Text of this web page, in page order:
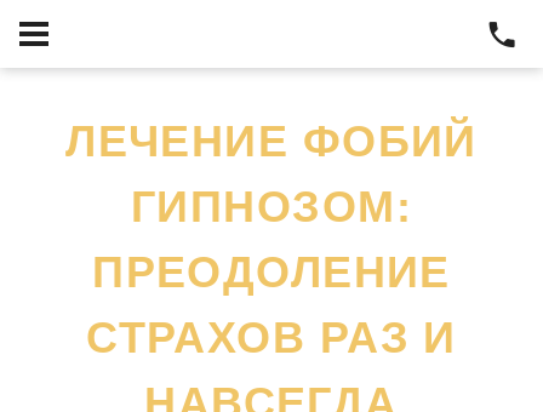
ЛЕЧЕНИЕ ФОБИЙ
ГИПНОЗОМ:
ПРЕОДОЛЕНИЕ
СТРАХОВ РАЗ И